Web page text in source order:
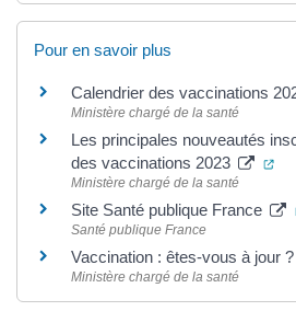
Pour en savoir plus
Calendrier des vaccinations
Ministère chargé de la santé
Les principales nouveautés
des vaccinations 2023
Ministère chargé de la santé
Site Santé publique France
Santé publique France
Vaccination : êtes-vous à jour ?
Ministère chargé de la santé